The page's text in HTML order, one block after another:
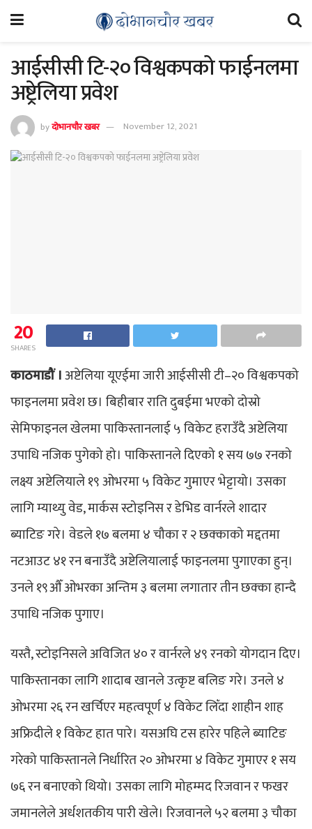
आईसीसी टि-२० विश्वकपको फाईनलमा
अष्ट्रेलिया प्रवेश
byदोभानचौर खबर November 12, 2021
20
SHARES
काठमाडौं ।अष्टेलिया यूएईमा जारी आईसीसी टी–२० विश्वकपको
फाइनलमा प्रवेश छ। बिहीबार राति दुबईमा भएको दोस्रो
सेमिफाइनल खेलमा पाकिस्तानलाई ५ विकेट हराउँदै अष्टेलिया
उपाधि नजिक पुगेको हो। पाकिस्तानले दिएको १ सय ७७ रनको
लक्ष्य अष्टेलियाले १९ ओभरमा ५ विकेट गुमाएर भेट्टायो। उसका
लागि म्याथ्यु वेड, मार्कस स्टोइनिस र डेभिड वार्नरले शादार
ब्याटिङ गरे। वेडले १७ बलमा ४ चौका र २ छक्काको मद्दतमा
नटआउट ४१ रन बनाउँदै अष्टेलियालाई फाइनलमा पुगाएका हुन्।
उनले १९औँ ओभरका अन्तिम ३ बलमा लगातार तीन छक्का हान्दै
उपाधि नजिक पुगाए।
यस्तै, स्टोइनिसले अविजित ४० र वार्नरले ४९ रनको योगदान दिए।
पाकिस्तानका लागि शादाब खानले उत्कृष्ट बलिङ गरे। उनले ४
ओभरमा २६ रन खर्चिएर महत्वपूर्ण ४ विकेट लिँदा शाहीन शाह
अफ्रिदीले १ विकेट हात पारे। यसअघि टस हारेर पहिले ब्याटिङ
गरेको पाकिस्तानले निर्धारित २० ओभरमा ४ विकेट गुमाएर १ सय
७६ रन बनाएको थियो। उसका लागि मोहम्मद रिजवान र फखर
जमानलेले अर्धशतकीय पारी खेले। रिजवानले ५२ बलमा ३ चौका